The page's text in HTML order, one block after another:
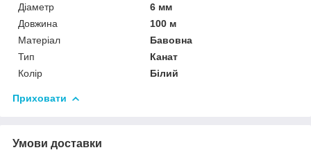
Діаметр
6 мм
Довжина
100 м
Матеріал
Бавовна
Тип
Канат
Колір
Білий
Приховати
Умови доставки